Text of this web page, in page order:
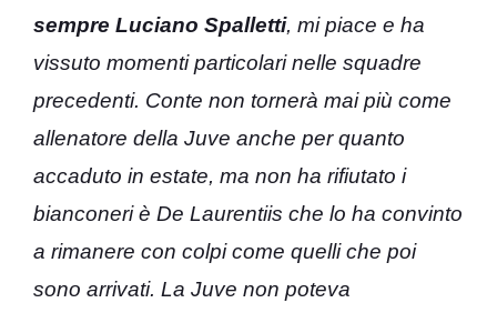
sempre Luciano Spalletti, mi piace e ha
vissuto momenti particolari nelle squadre
precedenti. Conte non tornerà mai più come
allenatore della Juve anche per quanto
accaduto in estate, ma non ha rifiutato i
bianconeri è De Laurentiis che lo ha convinto
a rimanere con colpi come quelli che poi
sono arrivati. La Juve non poteva